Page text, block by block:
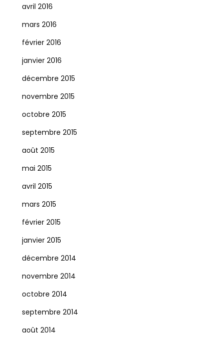
avril 2016
mars 2016
février 2016
janvier 2016
décembre 2015
novembre 2015
octobre 2015
septembre 2015
août 2015
mai 2015
avril 2015
mars 2015
février 2015
janvier 2015
décembre 2014
novembre 2014
octobre 2014
septembre 2014
août 2014